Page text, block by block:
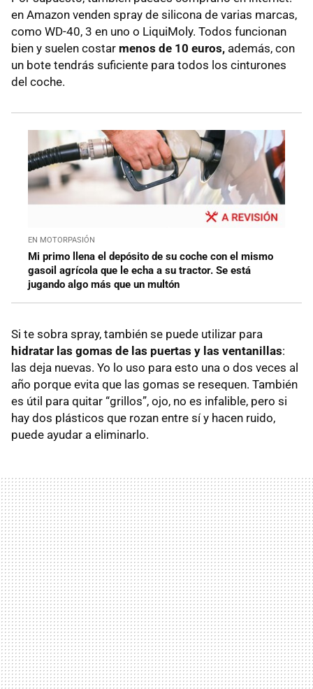
en Amazon venden spray de silicona de varias marcas,
como WD-40, 3 en uno o LiquiMoly. Todos funcionan
bien y suelen costar menos de 10 euros, además, con
un bote tendrás suficiente para todos los cinturones
del coche.
EN MOTORPASIÓN
Mi primo llena el depósito de su coche con el mismo
gasoil agrícola que le echa a su tractor. Se está
jugando algo más que un multón
Si te sobra spray, también se puede utilizar para
hidratar las gomas de las puertas y las ventanillas:
las deja nuevas. Yo lo uso para esto una o dos veces al
año porque evita que las gomas se resequen. También
es útil para quitar “grillos”, ojo, no es infalible, pero si
hay dos plásticos que rozan entre sí y hacen ruido,
puede ayudar a eliminarlo.